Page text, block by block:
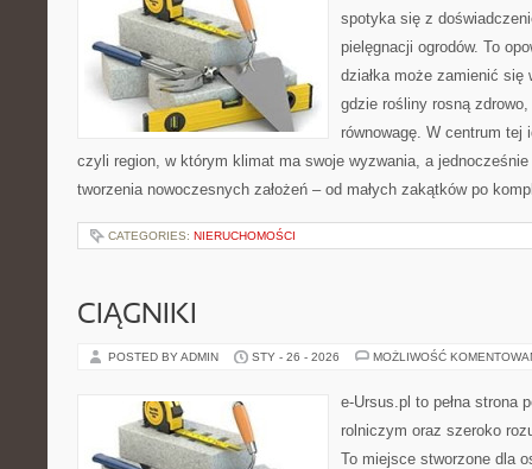
spotyka się z
pielęgnacji ogrodów. To
działka może zamienić się
gdzie rośliny rosną
równowagę. W centrum
czyli region, w którym klimat ma swoje wyzwania, a
tworzenia nowoczesnych założeń – od małych zakątków po
CATEGORIES: NIERUCHOMOŚCI
CIĄGNIKI
POSTED BY ADMIN STY - 26 - 2026 MOŻLIWOŚĆ
e-Ursus.pl to pełna strona
rolniczym oraz szeroko
To miejsce stworzone dla